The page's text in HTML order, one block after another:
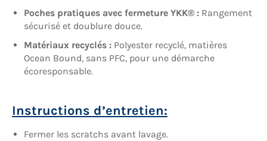
Poches pratiques avec fermeture YKK® : Rangement
sécurisé et doublure douce.
Matériaux recyclés : Polyester recyclé, matières
Ocean Bound, sans PFC, pour une démarche
écoresponsable.
Instructions d’entretien:
Fermer les scratchs avant lavage.